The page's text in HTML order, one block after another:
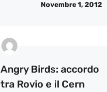
Novembre 1, 2012
Angry Birds: accordo
tra Rovio e il Cern